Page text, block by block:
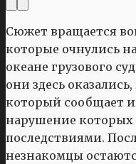
Сюжет вращается
которые очнулись
океане грузового
они здесь
который сообщает
нарушение
последствиями.
незнакомцы